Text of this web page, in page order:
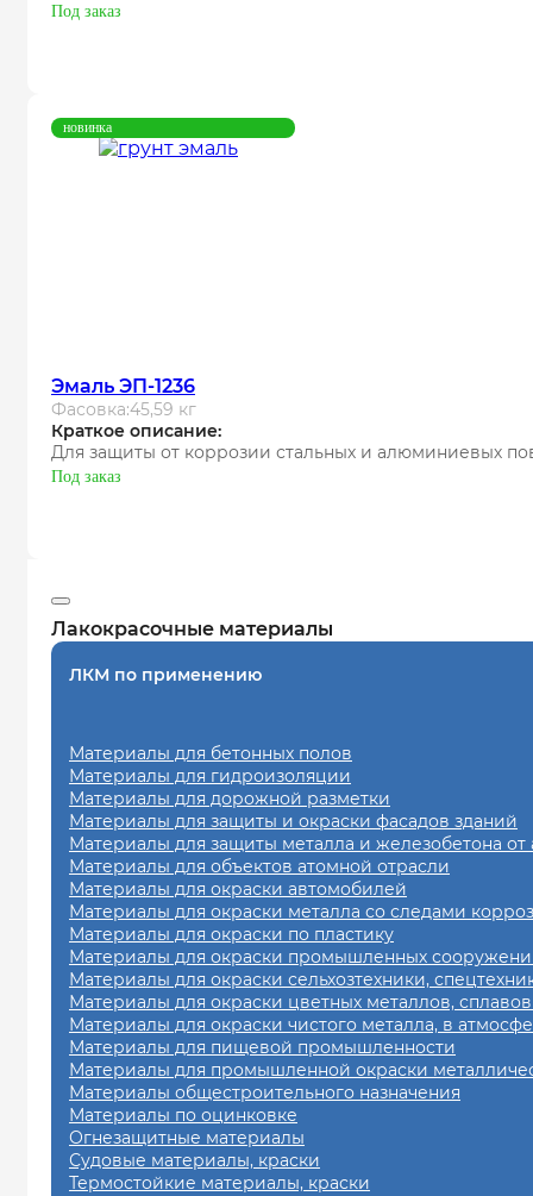
Под заказ
новинка
Эмаль ЭП-1236
Фасовка:45,59 кг
Краткое описание:
Для защиты от коррозии стальных и алюминиевых
Под заказ
Лакокрасочные материалы
ЛКМ по применению
Материалы для бетонных полов
Материалы для гидроизоляции
Материалы для дорожной разметки
Материалы для защиты и окраски фасадов зданий
Материалы для защиты металла и железобетона от
Материалы для объектов атомной отрасли
Материалы для окраски автомобилей
Материалы для окраски металла со следами
Материалы для окраски по пластику
Материалы для окраски промышленных
Материалы для окраски сельхозтехники,
Материалы для окраски цветных металлов,
Материалы для окраски чистого металла, в
Материалы для пищевой промышленности
Материалы для промышленной окраски
Материалы общестроительного назначения
Материалы по оцинковке
Огнезащитные материалы
Судовые материалы, краски
Термостойкие материалы, краски